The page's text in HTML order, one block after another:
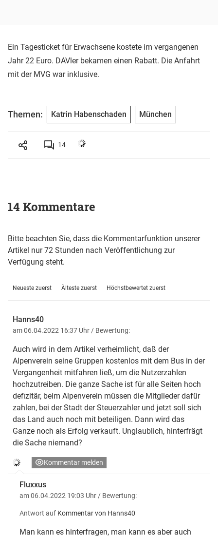
Ein Tagesticket für Erwachsene kostete im vergangenen
Jahr 22 Euro. DAVler bekamen einen Rabatt. Die Anfahrt
mit der MVG war inklusive.
Themen: Katrin Habenschaden München
14
14 Kommentare
Bitte beachten Sie, dass die Kommentarfunktion unserer
Artikel nur 72 Stunden nach Veröffentlichung zur
Verfügung steht.
Neueste zuerst Älteste zuerst Höchstbewertet zuerst
Hanns40
am 06.04.2022 16:37 Uhr / Bewertung:
Auch wird in dem Artikel verheimlicht, daß der
Alpenverein seine Gruppen kostenlos mit dem Bus in der
Vergangenheit mitfahren ließ, um die Nutzerzahlen
hochzutreiben. Die ganze Sache ist für alle Seiten hoch
defizitär, beim Alpenverein müssen die Mitglieder dafür
zahlen, bei der Stadt der Steuerzahler und jetzt soll sich
das Land auch noch mit beteiligen. Dann wird das
Ganze noch als Erfolg verkauft. Unglaublich, hinterfrägt
die Sache niemand?
Kommentar melden
Fluxxus
am 06.04.2022 19:03 Uhr / Bewertung:
Antwort auf Kommentar von Hanns40
Man kann es hinterfragen, man kann es aber auch